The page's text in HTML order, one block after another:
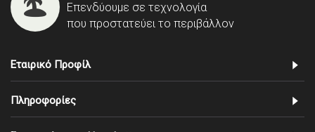
Επενδύουμε σε τεχνολογία
που προστατεύει το περιβάλλον
Εταιρικό Προφίλ
Πληροφορίες